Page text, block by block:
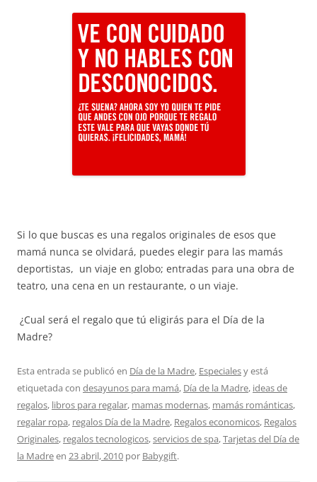
Si lo que buscas es una regalos originales de esos que
mamá nunca se olvidará, puedes elegir para las mamás
deportistas, un viaje en globo; entradas para una obra de
teatro, una cena en un restaurante, o un viaje.
¿Cual será el regalo que tú eligirás para el Día de la
Madre?
Esta entrada se publicó en Día de la Madre, Especialesy está
etiquetada con desayunos para mamá, Día de la Madre, ideas de
regalos, libros para regalar, mamas modernas, mamás románticas,
regalar ropa, regalos Día de la Madre, Regalos economicos, Regalos
Originales, regalos tecnologicos,servicios de spa,Tarjetas del Día de
la Madreen 23 abril, 2010 por Babygift.